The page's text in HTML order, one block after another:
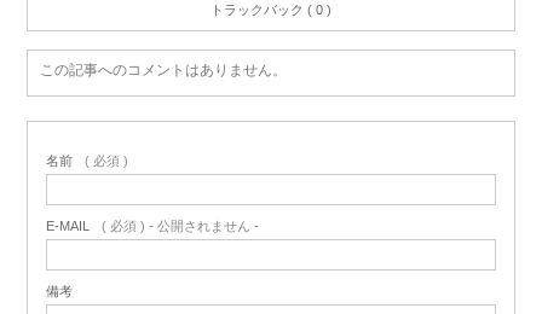
トラックバック ( 0 )
この記事へのコメントはありません。
名前 ( 必須 )
E-MAIL ( 必須 ) - 公開されません -
備考